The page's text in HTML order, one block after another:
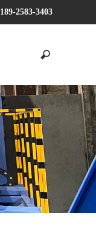
189-2583-3403